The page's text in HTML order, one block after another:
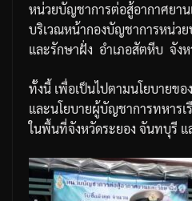
หน่วยบัญชาการต่อสู้อากาศยา
บริเวณหน้ากองบัญชาการหน่ว
และรักษาฝั่ง อำเภอสัตหีบ จัง
ทั้งนี้ เพื่อเป็นไปตามนโยบายขอ
และนโยบายผู้บัญชาการทหารเ
ในพื้นที่จังหวัดระยอง จันทบุรี แ